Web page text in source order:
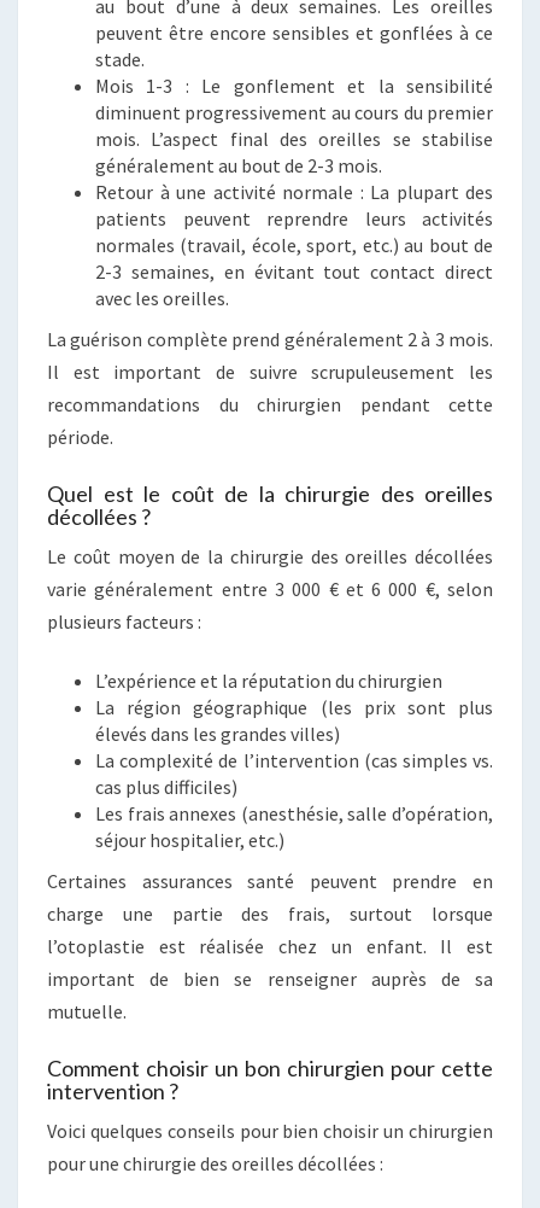
au bout d’une à deux semaines. Les oreilles
peuvent être encore sensibles et gonflées à ce
stade.
Mois 1-3 : Le gonflement et la sensibilité
diminuent progressivement au cours du premier
mois. L’aspect final des oreilles se stabilise
généralement au bout de 2-3 mois.
Retour à une activité normale : La plupart des
patients peuvent reprendre leurs activités
normales (travail, école, sport, etc.) au bout de
2-3 semaines, en évitant tout contact direct
avec les oreilles.
La guérison complète prend généralement 2 à 3 mois.
Il est important de suivre scrupuleusement les
recommandations du chirurgien pendant cette
période.
Quel est le coût de la chirurgie des oreilles
décollées ?
Le coût moyen de la chirurgie des oreilles décollées
varie généralement entre 3 000 € et 6 000 €, selon
plusieurs facteurs :
L’expérience et la réputation du chirurgien
La région géographique (les prix sont plus
élevés dans les grandes villes)
La complexité de l’intervention (cas simples vs.
cas plus difficiles)
Les frais annexes (anesthésie, salle d’opération,
séjour hospitalier, etc.)
Certaines assurances santé peuvent prendre en
charge une partie des frais, surtout lorsque
l’otoplastie est réalisée chez un enfant. Il est
important de bien se renseigner auprès de sa
mutuelle.
Comment choisir un bon chirurgien pour cette
intervention ?
Voici quelques conseils pour bien choisir un chirurgien
pour une chirurgie des oreilles décollées :